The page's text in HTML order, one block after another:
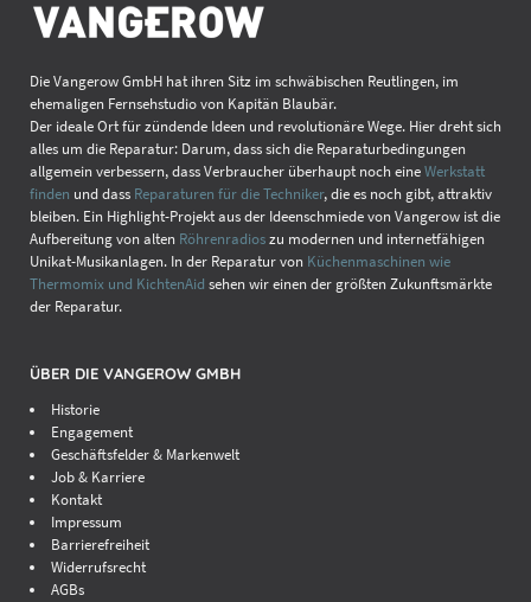
Die Vangerow GmbH hat ihren Sitz im schwäbischen Reutlingen, im
ehemaligen Fernsehstudio von Kapitän Blaubär.
Der ideale Ort für zündende Ideen und revolutionäre Wege. Hier dreht sich
alles um die Reparatur: Darum, dass sich die Reparaturbedingungen
allgemein verbessern, dass Verbraucher überhaupt noch eineWerkstatt
finden und dass Reparaturen für die Techniker, die es noch gibt, attraktiv
bleiben. Ein Highlight-Projekt aus der Ideenschmiede von Vangerow ist die
Aufbereitung von alten Röhrenradioszu modernen und internetfähigen
Unikat-Musikanlagen. In der Reparatur von Küchenmaschinen wie
Thermomix und KichtenAid sehen wir einen der größten Zukunftsmärkte
der Reparatur.
ÜBER DIE VANGEROW GMBH
Historie
Engagement
Geschäftsfelder & Markenwelt
Job & Karriere
Kontakt
Impressum
Barrierefreiheit
Widerrufsrecht
AGBs